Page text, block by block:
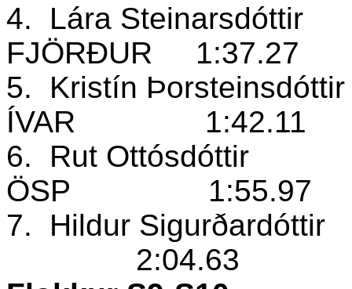
4.
Lára Steinarsdóttir
FJÖRÐUR
1:37.27
5.
Kristín
ÍVAR
1:42.11
6.
Rut Ottósdóttir
ÖSP
1:55.97
7.
Hildur Sigurðardóttir
2:04.63